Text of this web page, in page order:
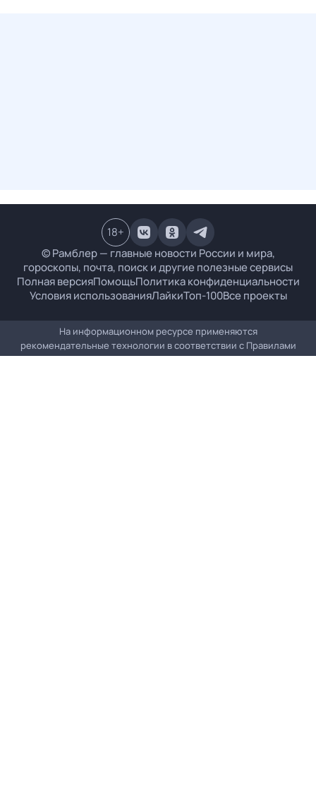
© Рамблер — главные новости России и мира,
гороскопы, почта, поиск и другие полезные сервисы
Полная версияПомощьПолитика конфиденциальности
Условия использованияЛайкиТоп-100Все проекты
18+
На информационном ресурсе применяются
рекомендательные технологии в соответствии с Правилами